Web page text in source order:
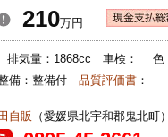
210万円
排気量：1868cc 車検： 色
備：整備付 品質評価書：
自販 （愛媛県北宇和郡鬼北町）